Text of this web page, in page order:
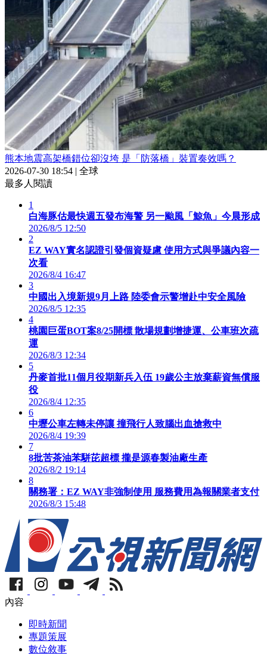
熊本地震高架橋錯位卻沒垮 是「防落橋」裝置奏效嗎？
2026-07-30 18:54 | 全球
最多人閱讀
1
白海豚估最快週五發布海警 另一颱風「鯨魚」今晨形成
2026/8/5 12:50
2
EZ WAY實名認證引發個資疑慮 使用方式與爭議內容一
次看
2026/8/4 16:47
3
中國出入境新規9月上路 陸委會示警增赴中安全風險
2026/8/5 12:35
4
桃園巨蛋BOT案8/25開標 散場規劃增捷運、公車班次疏
運
2026/8/3 12:34
5
丹麥首批11個月役期新兵入伍 19歲公主放棄薪資無償服
役
2026/8/4 12:35
6
中壢公車左轉未停讓 撞飛行人致腦出血搶救中
2026/8/4 19:39
7
8批苦茶油苯駢芘超標 攏是源春製油廠生產
2026/8/2 19:14
8
關務署：EZ WAY非強制使用 服務費用為報關業者支付
2026/8/3 15:48
內容
即時新聞
專題策展
數位敘事